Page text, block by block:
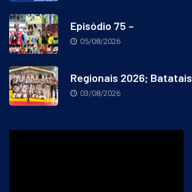
Episódio 75 –
05/08/2026
Regionais 2026; Batatais
03/08/2026